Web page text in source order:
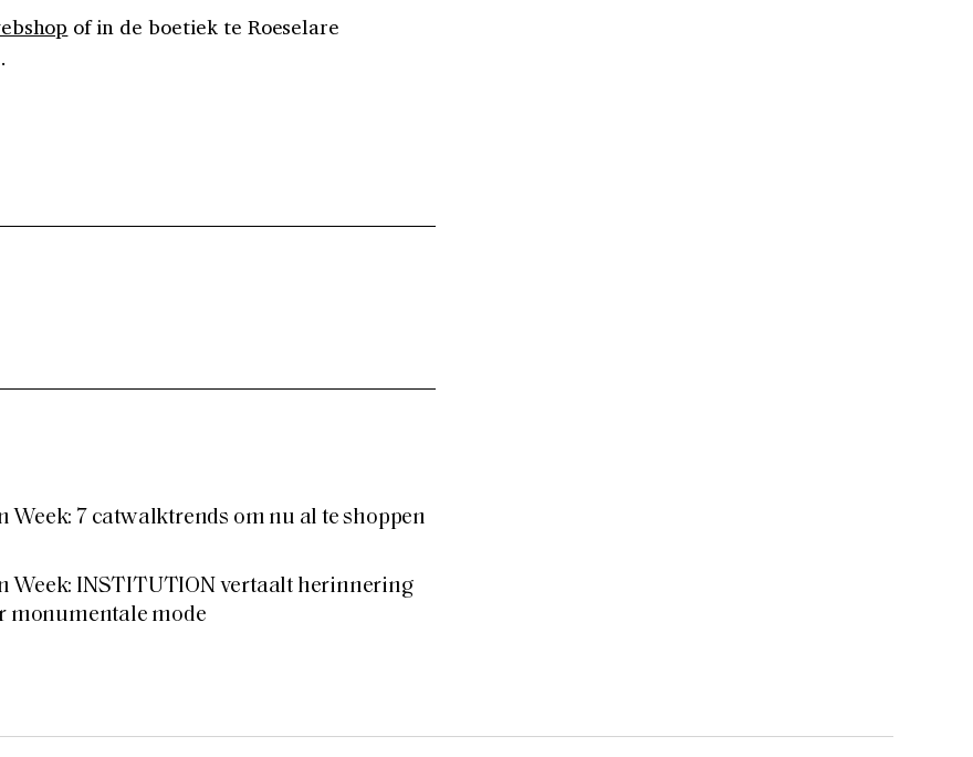
of in de boetiek te Roeselare
Week: 7 catwalktrends om nu al te shoppen
Week: INSTITUTION vertaalt herinnering
monumentale mode